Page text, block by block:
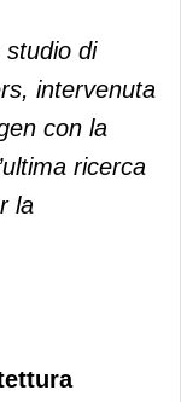
studio di
intervenuta
con la
ricerca
la